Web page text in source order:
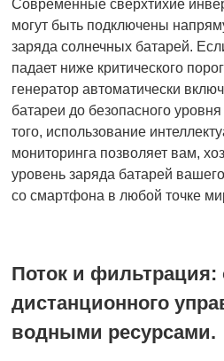
Современные сверхтихие
могут быть подключены
заряда солнечных батарей.
падает ниже критического
генератор автоматически
батареи до безопасного
того, использование
мониторинга позволяет вам,
уровень заряда батарей
со смартфона в любой точке
Поток и фильтрация:
дистанционного
водными ресурсами.